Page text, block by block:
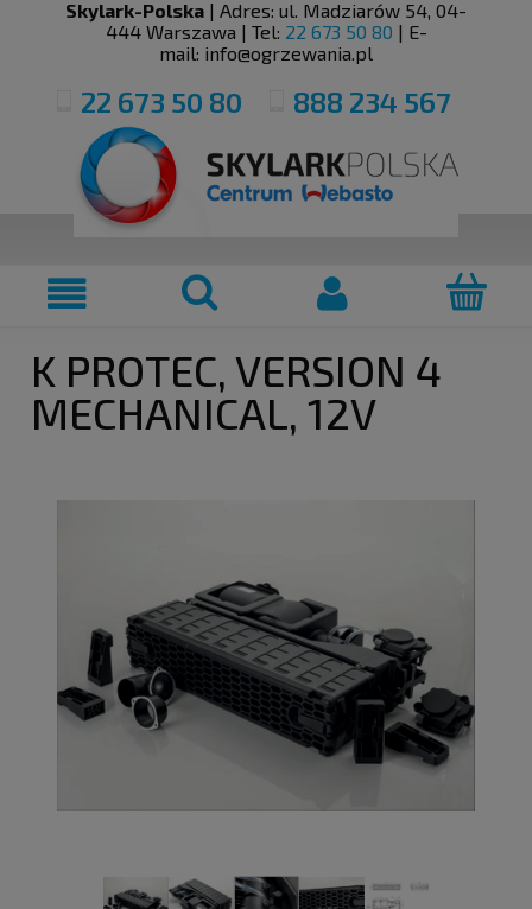
Skylark-Polska | Adres: ul. Madziarów 54, 04-
444 Warszawa | Tel: 22 673 50 80 | E-
mail: info@ogrzewania.pl
22 673 50 80 888 234 567
K PROTEC, VERSION 4
MECHANICAL, 12V